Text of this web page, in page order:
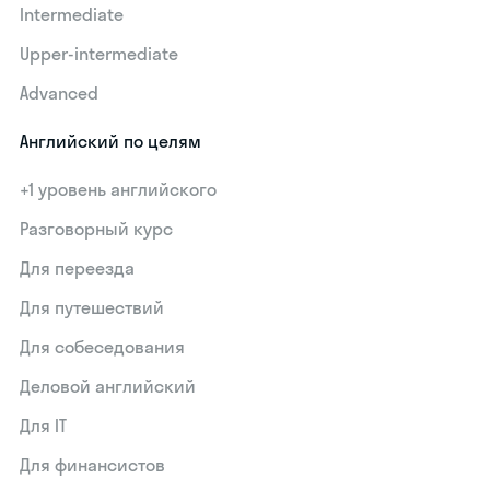
Intermediate
Upper-intermediate
Advanced
Английский по целям
+1 уровень английского
Разговорный курс
Для переезда
Для путешествий
Для собеседования
Деловой английский
Для IT
Для финансистов